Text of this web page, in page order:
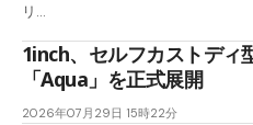
リ…
1inch、セルフカストディ
「Aqua」を正式展開
2026年07月29日 15時22分